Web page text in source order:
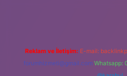
Reklam ve İletişim: E-mail:
forumhizmeti@gmail.com Whatsapp: